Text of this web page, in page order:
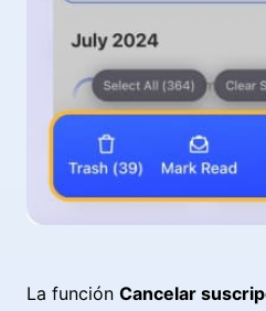
La función Cancelar